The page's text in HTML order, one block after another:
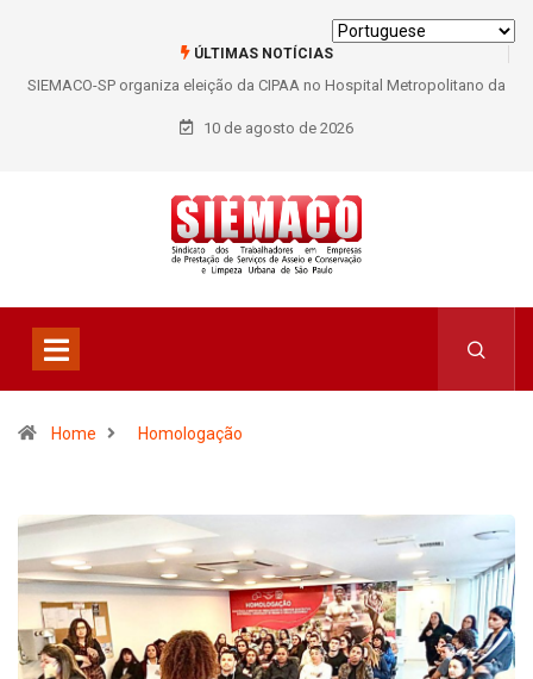
ÚLTIMAS NOTÍCIAS
SIEMACO-SP organiza eleição da CIPAA no Hospital Metropolitano da
Lapa e fortalece participação dos trabalhadores
10 de agosto de 2026
Home Homologação